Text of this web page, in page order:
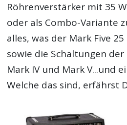
Röhrenverstärker mit 35
oder als Combo-Variante
alles, was der Mark Five
sowie die Schaltungen der
Mark IV und Mark V...und
Welche das sind, erfährst